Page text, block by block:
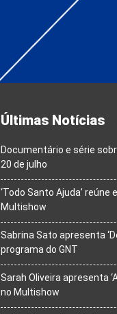
Últimas Notícias
Documentário e série
20 de julho
‘Todo Santo Ajuda’
Multishow
Sabrina Sato apresenta
programa do GNT
Sarah Oliveira apresenta
no Multishow